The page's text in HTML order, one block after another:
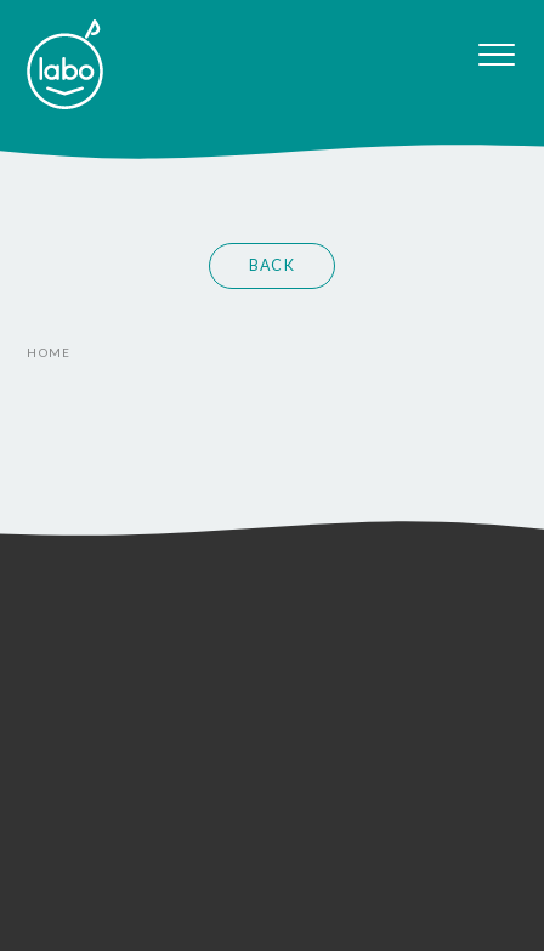
BACK
HOME